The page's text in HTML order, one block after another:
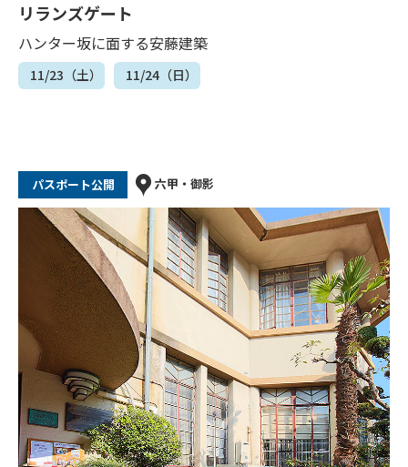
リランズゲート
ハンター坂に面する安藤建築
11/23（土） 11/24（日）
パスポート公開 六甲・御影